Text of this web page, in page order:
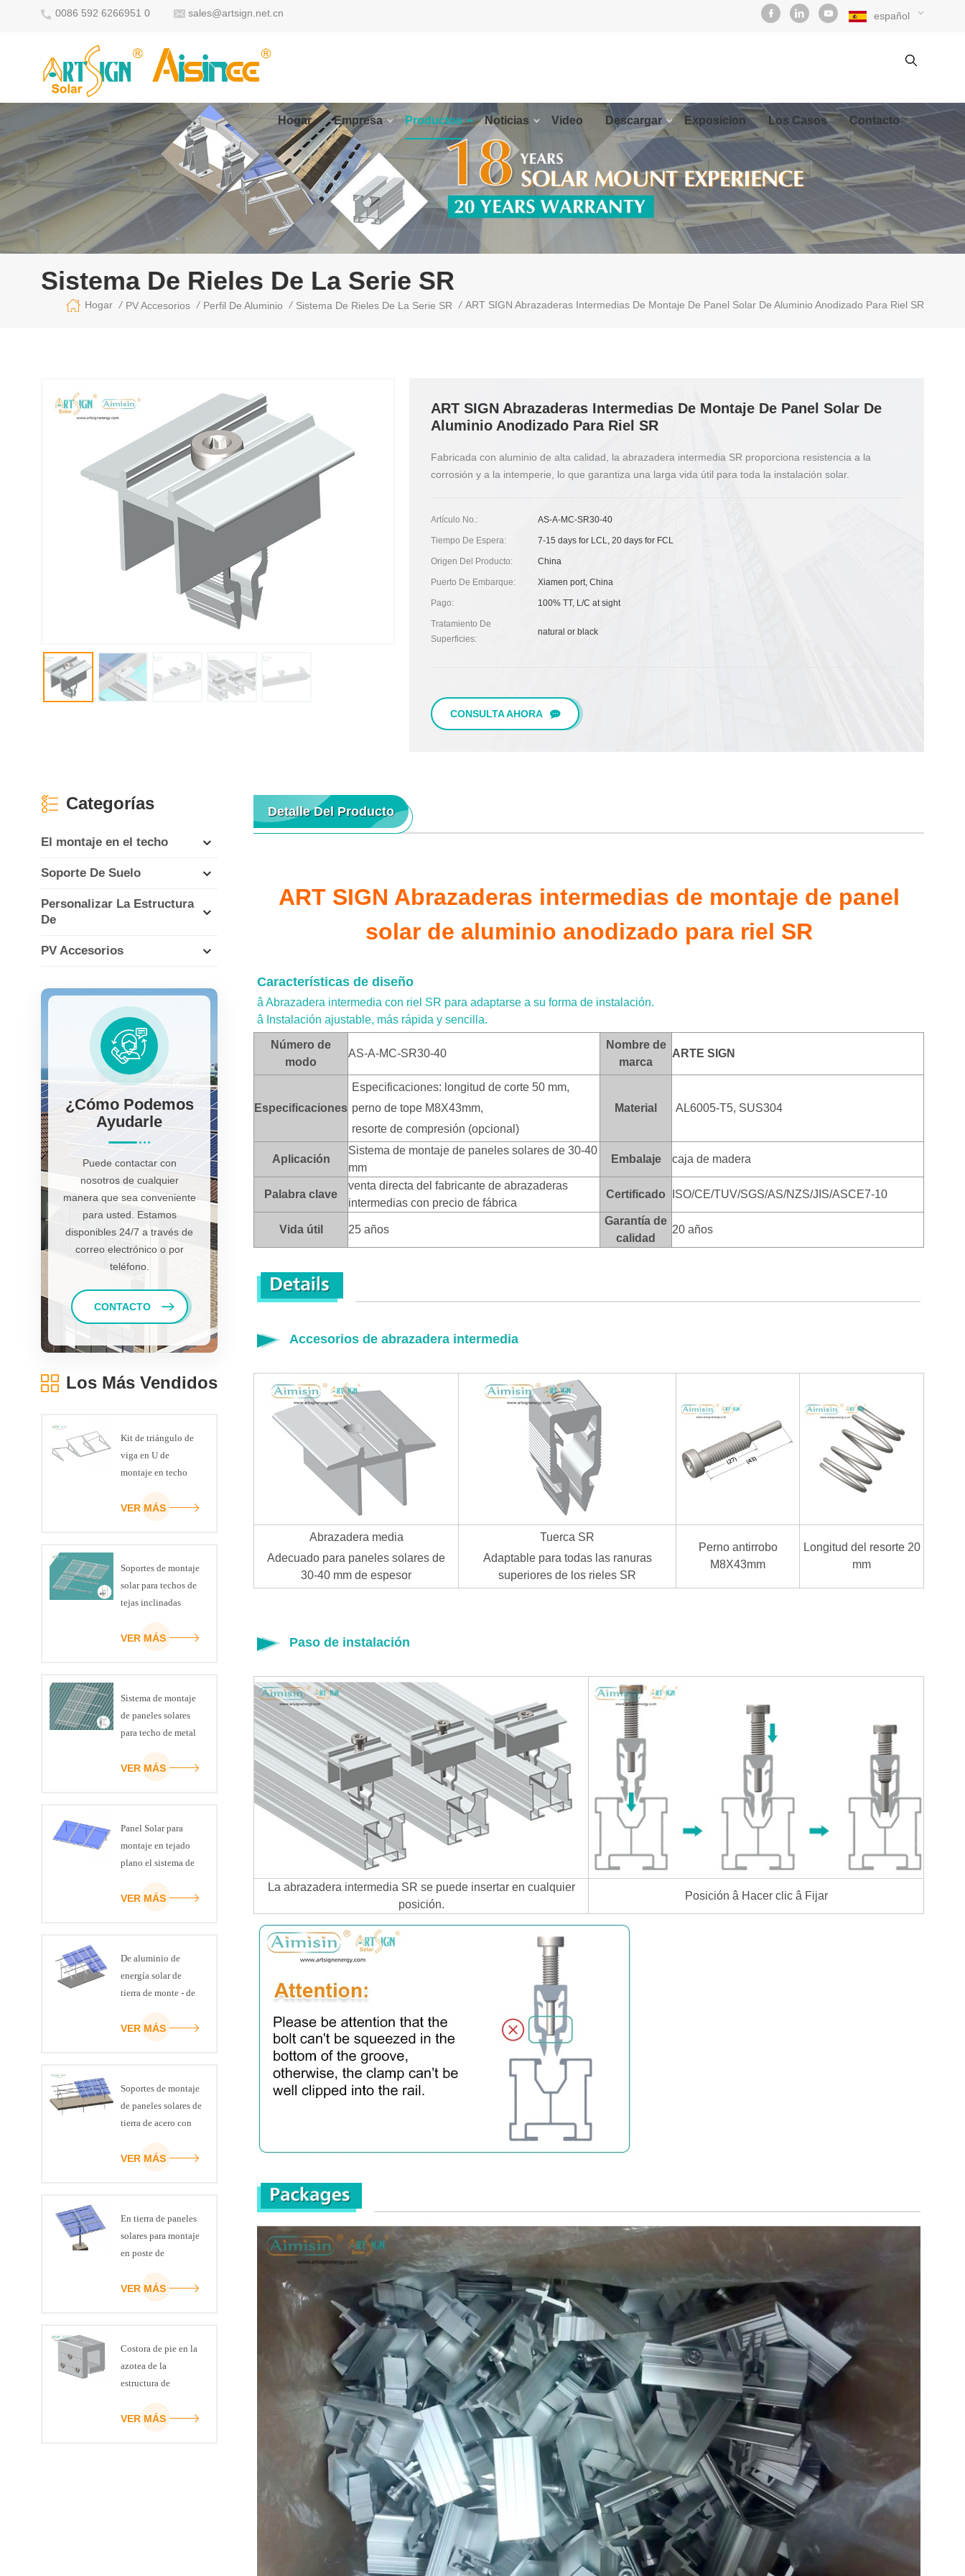
0086 592 6266951 0 sales@artsign.net.cn español
Hogar Empresa Productos Noticias Video Descargar Exposicion Los Casos Contacto
Sistema De Rieles De La Serie SR
Hogar / PV Accesorios / Perfil De Aluminio / Sistema De Rieles De La Serie SR / ART SIGN Abrazaderas Intermedias De Montaje De Panel Solar De Aluminio Anodizado Para Riel SR
ART SIGN Abrazaderas Intermedias De Montaje De Panel Solar De
Aluminio Anodizado Para Riel SR
Fabricada con aluminio de alta calidad, la abrazadera intermedia SR proporciona resistencia a la
corrosión y a la intemperie, lo que garantiza una larga vida útil para toda la instalación solar.
Artículo No.: AS-A-MC-SR30-40
Tiempo De Espera: 7-15 days for LCL, 20 days for FCL
Origen Del Producto: China
Puerto De Embarque: Xiamen port, China
Pago: 100% TT, L/C at sight
Tratamiento De
Superficies:
natural or black
CONSULTA AHORA
Detalle Del Producto
ART SIGN Abrazaderas intermedias de montaje de panel
solar de aluminio anodizado para riel SR
Características de diseño
â Abrazadera intermedia con riel SR para adaptarse a su forma de instalación.
â Instalación ajustable, más rápida y sencilla.
Número de
modo
AS-A-MC-SR30-40
Nombre de
marca
ARTE SI GN
Especificaciones
Especificaciones: longitud de corte 50 mm,
perno de tope M8X43mm,
resorte de compresión (opcional)
Material AL6005-T5, SUS304
Aplicación
Sistema de montaje de paneles solares de 30-40
mm
Embalaje caja de madera
Palabra clave
venta directa del fabricante de abrazaderas
intermedias con precio de fábrica
Certificado ISO/CE/TUV/SGS/AS/NZS/JIS/ASCE7-10
Vida útil 25 años
Garantía de
calidad
20 años
Accesorios de abrazadera intermedia
Abrazadera media
Adecuado para paneles solares de
30-40 mm de espesor
Tuerca SR
Adaptable para todas las ranuras
superiores de los rieles SR
Perno antirrobo
M8X43mm
Longitud del resorte 20
mm
Paso de instalación
La abrazadera intermedia SR se puede insertar en cualquier
posición.
Posición â Hacer clic â Fijar
Categorías
El montaje en el techo
Soporte De Suelo
Personalizar La Estructura
De
PV Accesorios
¿cómo Podemos
Ayudarle
Puede contactar con
nosotros de cualquier
manera que sea conveniente
para usted. Estamos
disponibles 24/7 a través de
correo electrónico o por
teléfono.
CONTACTO
Los Más Vendidos
Kit de triángulo de
viga en U de
montaje en techo
fotovoltaico para
panel solar
VER MÁS
Soportes de montaje
solar para techos de
tejas inclinadas
VER MÁS
Sistema de montaje
de paneles solares
para techo de metal
VER MÁS
Panel Solar para
montaje en tejado
plano el sistema de
ajustable kit de
VER MÁS
De aluminio de
energía solar de
tierra de monte - de
viga
VER MÁS
Soportes de montaje
de paneles solares de
tierra de acero con
VER MÁS
En tierra de paneles
solares para montaje
en poste de
VER MÁS
Costora de pie en la
azotea de la
estructura de
solar
VER MÁS